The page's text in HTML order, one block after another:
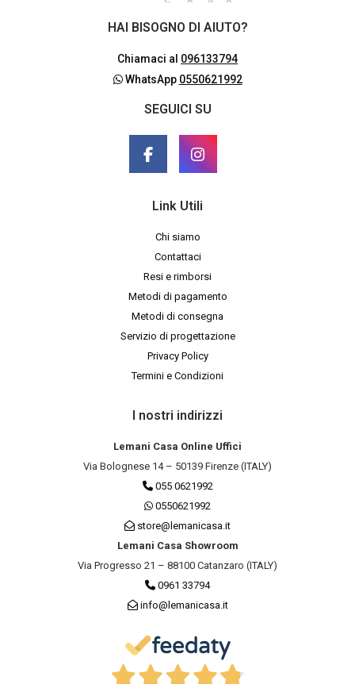
HAI BISOGNO DI AIUTO?
Chiamaci al 096133794
WhatsApp 0550621992
SEGUICI SU
Link Utili
Chi siamo
Contattaci
Resi e rimborsi
Metodi di pagamento
Metodi di consegna
Servizio di progettazione
Privacy Policy
Termini e Condizioni
I nostri indirizzi
Lemani Casa Online Uffici
Via Bolognese 14 – 50139 Firenze (ITALY)
055 0621992
0550621992
store@lemanicasa.it
Lemani Casa Showroom
Via Progresso 21 – 88100 Catanzaro (ITALY)
0961 33794
info@lemanicasa.it